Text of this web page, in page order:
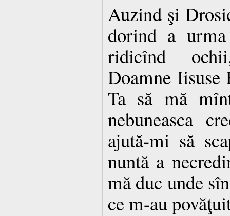
Auzind şi
dorind a
ridicînd
Doamne Iisuse
Ta să mă
nebuneasca
ajută-mi să
nuntă a
mă duc unde
ce m-au